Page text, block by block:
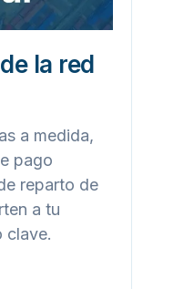
la red
a medida,
pago
reparto de
a tu
clave.